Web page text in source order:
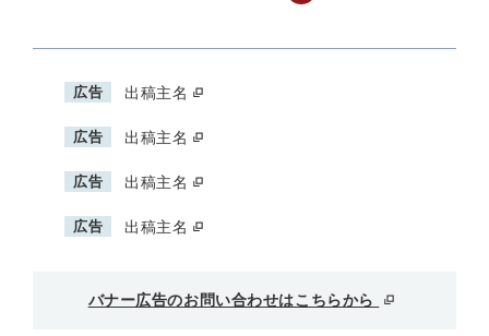
広告 出稿主名
広告 出稿主名
広告 出稿主名
広告 出稿主名
バナー広告のお問い合わせはこちらから